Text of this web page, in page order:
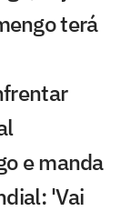
terá
e manda
'Vai